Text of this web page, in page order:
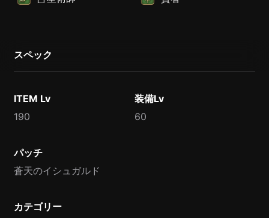
スペック
ITEM Lv
190
装備Lv
60
パッチ
蒼天のイシュガルド
カテゴリー